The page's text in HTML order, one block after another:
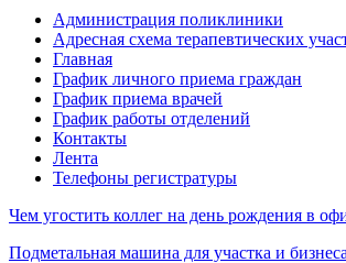
Администрация поликлиники
Адресная схема терапевтических
Главная
График личного приема граждан
График приема врачей
График работы отделений
Контакты
Лента
Телефоны регистратуры
Чем угостить коллег на день рождения в
Подметальная машина для участка и